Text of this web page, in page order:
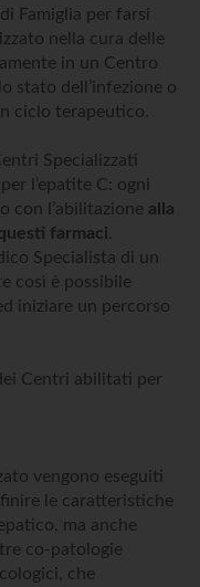
Famiglia per farsi
nella cura delle
in un Centro
stato dell’infezione o
ciclo terapeutico.
Specializzati
l’epatite C: ogni
con l’abilitazione alla
farmaci.
Specialista di un
così è possibile
iniziare un percorso
Centri abilitati per
vengono eseguiti
le caratteristiche
ma anche
co-patologie
che